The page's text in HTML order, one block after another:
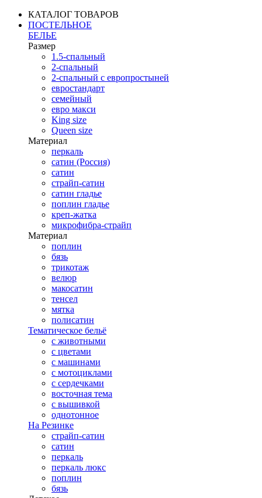
КАТАЛОГ ТОВАРОВ
ПОСТЕЛЬНОЕ
БЕЛЬЕ
Размер
1.5-спальный
2-спальный
2-спальный с европростыней
евростандарт
семейный
евро макси
King size
Queen size
Материал
перкаль
сатин (Россия)
сатин
страйп-сатин
сатин гладье
поплин гладье
креп-жатка
микрофибра-страйп
Материал
поплин
бязь
трикотаж
велюр
макосатин
тенсел
мятка
полисатин
Тематическое бельё
с животными
с цветами
с машинами
с мотоциклами
с сердечками
восточная тема
с вышивкой
однотонное
На Резинке
страйп-сатин
сатин
перкаль
перкаль люкс
поплин
бязь